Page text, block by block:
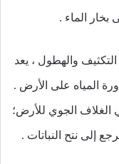
بخار الماء .
والهطول ، يعد
المياه على الأرض .
في الغلاف الجوي للأرض؛